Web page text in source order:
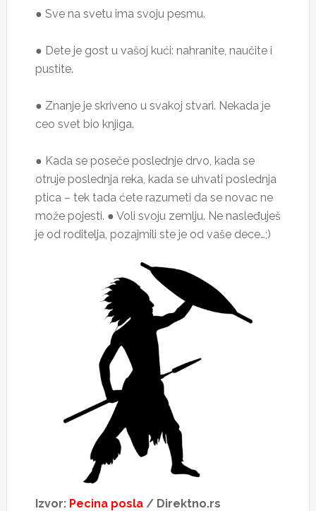
● Sve na svetu ima svoju pesmu.
● Dete je gost u vašoj kući: nahranite, naučite i
pustite.
● Znanje je skriveno u svakoj stvari. Nekada je
ceo svet bio knjiga.
● Kada se poseče poslednje drvo, kada se
otruje poslednja reka, kada se uhvati poslednja
ptica – tek tada ćete razumeti da se novac ne
može pojesti. ● Voli svoju zemlju. Ne nasleđuješ
je od roditelja, pozajmili ste je od vaše dece…;)
Izvor: Pecina posla/ Direktno.rs